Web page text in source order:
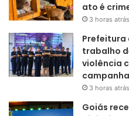
ato é
3 horas atrás
Prefeitura
trabalho
violência
3 horas atrás
Goiás